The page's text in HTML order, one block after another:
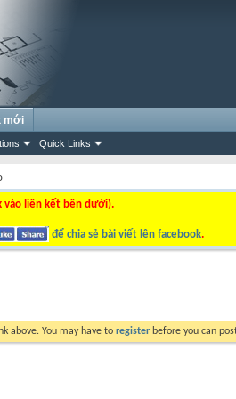
Quick Links
mới
vào liên kết bên dưới).
để chia sẻ bài viết lên facebook.
above. You may have to register before you can